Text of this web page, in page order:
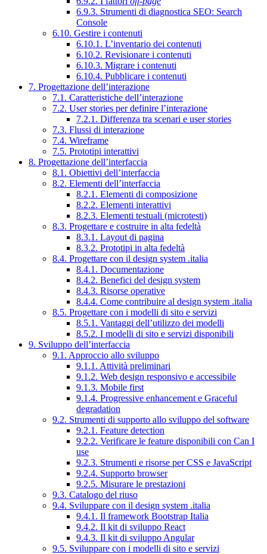
6.9.3. Strumenti di diagnostica SEO: Search
Console
6.10. Gestire i contenuti
6.10.1. L’inventario dei contenuti
6.10.2. Revisionare i contenuti
6.10.3. Migrare i contenuti
6.10.4. Pubblicare i contenuti
7. Progettazione dell’interazione
7.1. Caratteristiche dell’interazione
7.2. User stories per definire l’interazione
7.2.1. Differenza tra scenari e user stories
7.3. Flussi di interazione
7.4. Wireframe
7.5. Prototipi interattivi
8. Progettazione dell’interfaccia
8.1. Obiettivi dell’interfaccia
8.2. Elementi dell’interfaccia
8.2.1. Elementi di composizione
8.2.2. Elementi interattivi
8.2.3. Elementi testuali (microtesti)
8.3. Progettare e costruire in alta fedeltà
8.3.1. Layout di pagina
8.3.2. Prototipi in alta fedeltà
8.4. Progettare con il design system .italia
8.4.1. Documentazione
8.4.2. Benefici del design system
8.4.3. Risorse operative
8.4.4. Come contribuire al design system .italia
8.5. Progettare con i modelli di sito e servizi
8.5.1. Vantaggi dell’utilizzo dei modelli
8.5.2. I modelli di sito e servizi disponibili
9. Sviluppo dell’interfaccia
9.1. Approccio allo sviluppo
9.1.1. Attività preliminari
9.1.2. Web design responsivo e accessibile
9.1.3. Mobile first
9.1.4. Progressive enhancement e Graceful
degradation
9.2. Strumenti di supporto allo sviluppo del software
9.2.1. Feature detection
9.2.2. Verificare le feature disponibili con Can I
use
9.2.3. Strumenti e risorse per CSS e JavaScript
9.2.4. Supporto browser
9.2.5. Misurare le prestazioni
9.3. Catalogo del riuso
9.4. Sviluppare con il design system .italia
9.4.1. Il framework Bootstrap Italia
9.4.2. Il kit di sviluppo React
9.4.3. Il kit di sviluppo Angular
9.5. Sviluppare con i modelli di sito e servizi